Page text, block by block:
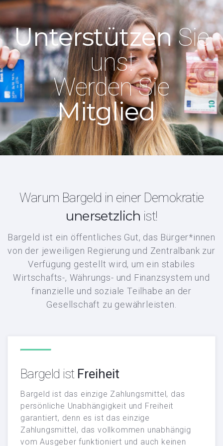
UnterstützenSie
uns!
Werden Sie
Mitglied.
Warum Bargeld in einer Demokratie
unersetzlich ist!
Bargeld ist ein öffentliches Gut, das Bürger*innen
von der jeweiligen Regierung und Zentralbank zur
Verfügung gestellt wird, um ein stabiles
Wirtschafts-, Währungs- und Finanzsystem und
finanzielle und soziale Teilhabe an der
Gesellschaft zu gewährleisten.
Bargeld ist Freiheit
Bargeld ist das einzige Zahlungsmittel, das
persönliche Unabhängigkeit und Freiheit
garantiert, denn es ist das einzige
Zahlungsmittel, das vollkommen unabhängig
vom Ausgeber funktioniert und auch keinen
Bargeld ist
Freiheit